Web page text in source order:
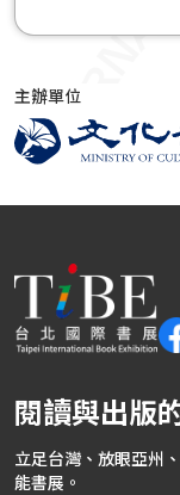
主辦單位
閱讀與出版
立足台灣、放眼亞州
能書展。